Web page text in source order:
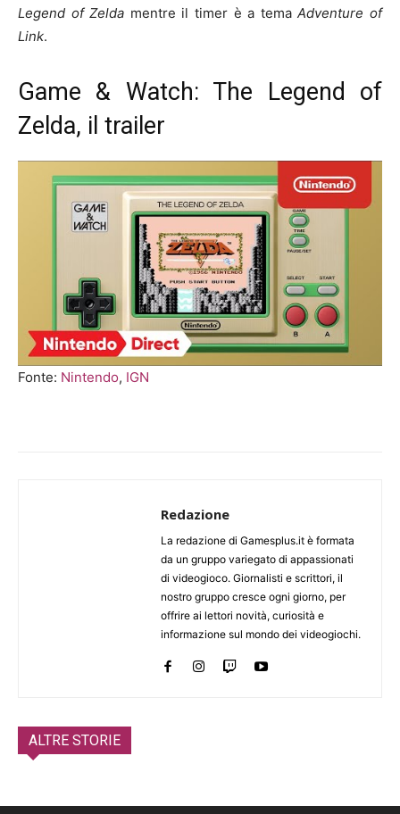
Legend of Zelda mentre il timer è a temaAdventure of
Link.
Game & Watch: The Legend of
Zelda, il trailer
Fonte: Nintendo, IGN
Redazione
La redazione di Gamesplus.it è formata
da un gruppo variegato di appassionati
di videogioco. Giornalisti e scrittori, il
nostro gruppo cresce ogni giorno, per
offrire ai lettori novità, curiosità e
informazione sul mondo dei videogiochi.
ALTRE STORIE